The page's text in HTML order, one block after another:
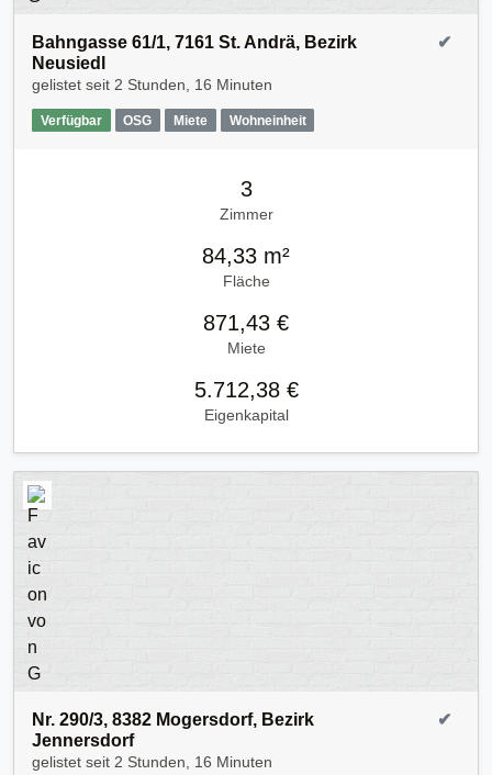
Bahngasse 61/1, 7161 St. Andrä, Bezirk
Neusiedl
gelistet seit 2 Stunden, 16 Minuten
Verfügbar OSG Miete Wohneinheit
✔
3
Zimmer
84,33 m²
Fläche
871,43 €
Miete
5.712,38 €
Eigenkapital
Nr. 290/3, 8382 Mogersdorf, Bezirk
Jennersdorf
gelistet seit 2 Stunden, 16 Minuten
✔